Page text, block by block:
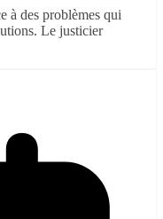
à des problèmes qui
Le justicier